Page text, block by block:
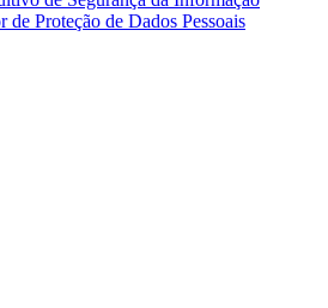
de Proteção de Dados Pessoais